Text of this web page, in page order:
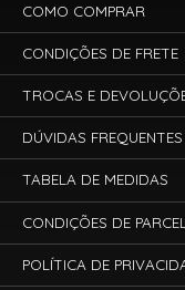
COMO COMPRAR
CONDIÇÕES DE FRETE
TROCAS E
DÚVIDAS FREQUENTES
TABELA DE MEDIDAS
CONDIÇÕES DE
POLÍTICA DE